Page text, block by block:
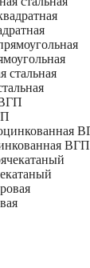
ВГП